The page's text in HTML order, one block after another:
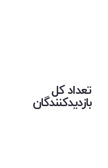
تعداد کل
بازدیدکنندگان